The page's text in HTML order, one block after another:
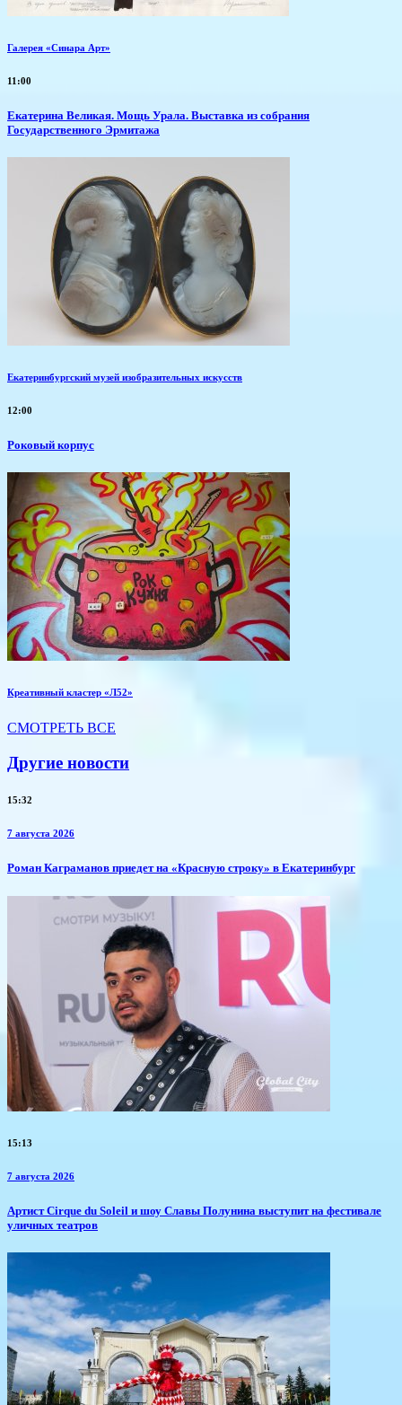
Галерея «Синара Арт»
11:00
​Екатерина Великая. Мощь Урала. Выставка из собрания
Государственного Эрмитажа
Екатеринбургский музей изобразительных искусств
12:00
Роковый корпус
Креативный кластер «Л52»
СМОТРЕТЬ ВСЕ
Другие новости
15:32
7 августа 2026
​Роман Каграманов приедет на «Красную строку» в Екатеринбург
15:13
7 августа 2026
Артист Cirque du Soleil и шоу Славы Полунина выступит на фестивале
уличных театров